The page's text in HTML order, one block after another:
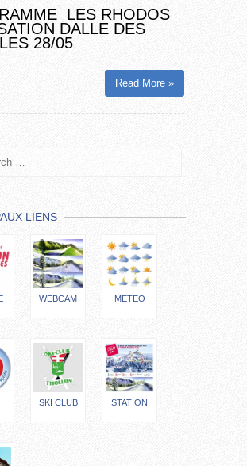
LES RHODOS
DALLE DES
28/05
Read More »
LIENS
WEBCAM METEO
SKI CLUB STATION